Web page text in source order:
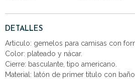
DETALLES
Articulo: gemelos para camisas con
Color: plateado y nácar.
Cierre: basculante, tipo americano.
Material: latón de primer titulo con